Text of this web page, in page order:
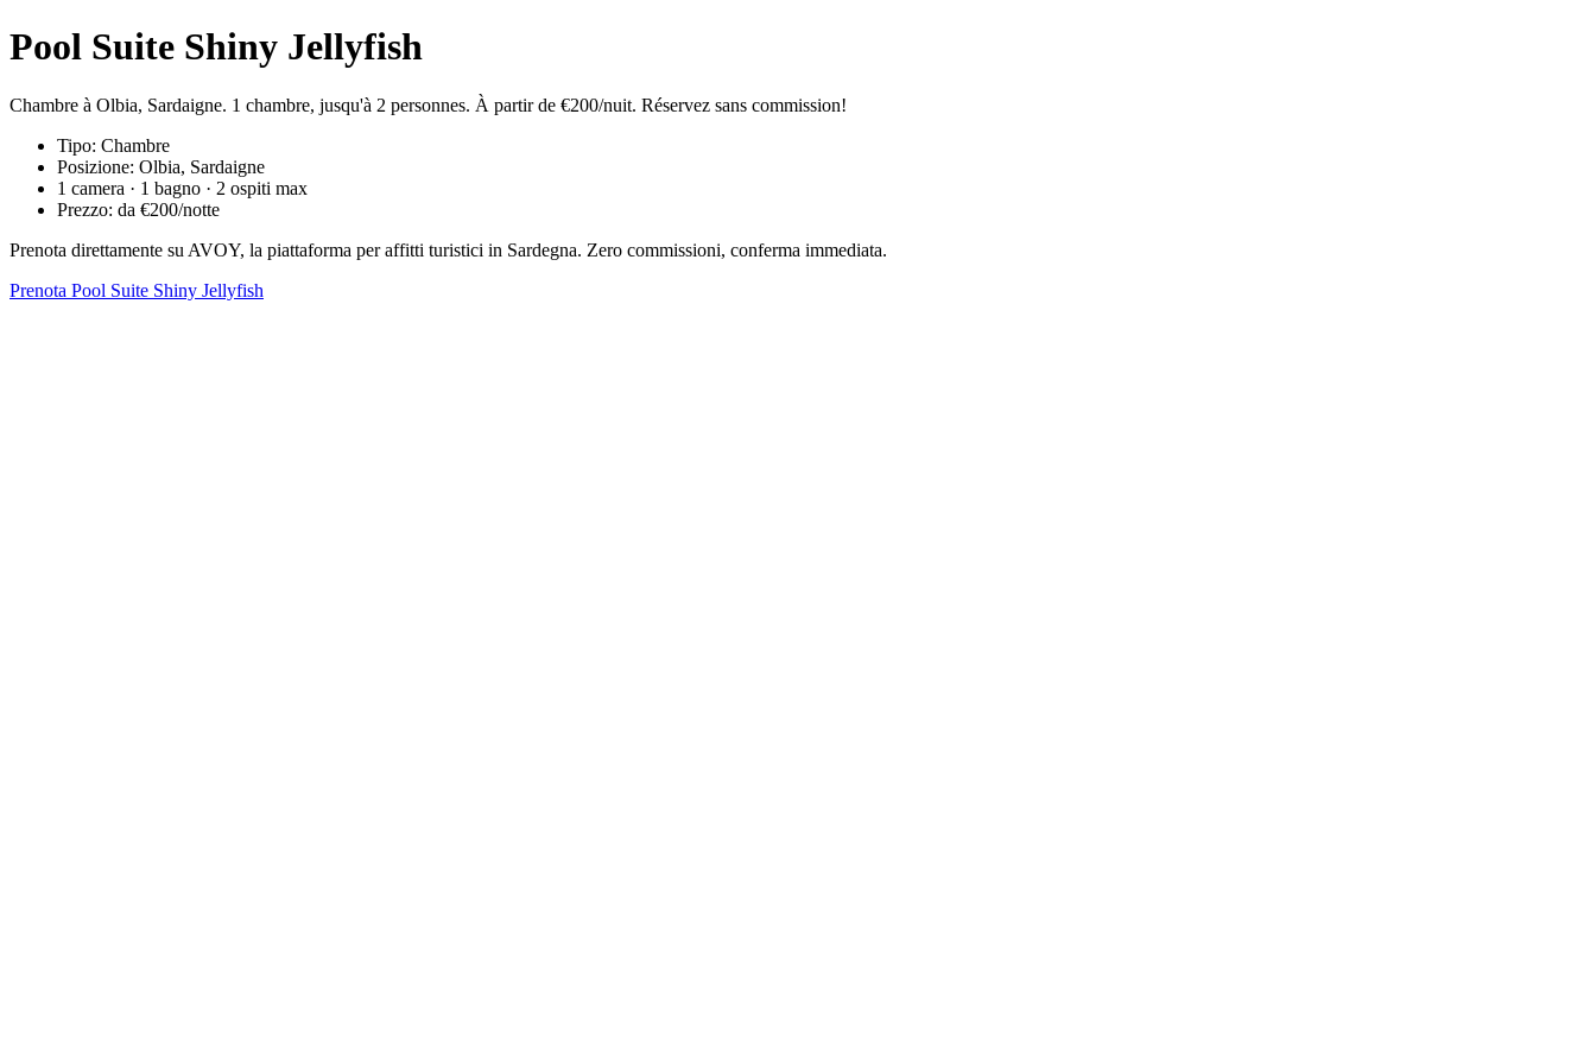
Pool Suite Shiny Jellyfish
Chambre à Olbia, Sardaigne. 1 chambre, jusqu'à 2 personnes. À partir de €200/nuit. Réservez sans commission!
Tipo: Chambre
Posizione: Olbia, Sardaigne
1 camera · 1 bagno · 2 ospiti max
Prezzo: da €200/notte
Prenota direttamente su AVOY, la piattaforma per affitti turistici in Sardegna. Zero commissioni, conferma immediata.
Prenota Pool Suite Shiny Jellyfish